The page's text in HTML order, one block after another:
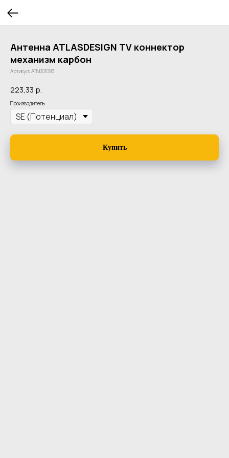
Антенна ATLASDESIGN TV коннектор
механизм карбон
Артикул: ATN001093
223,33 р.
Производитель
Купить